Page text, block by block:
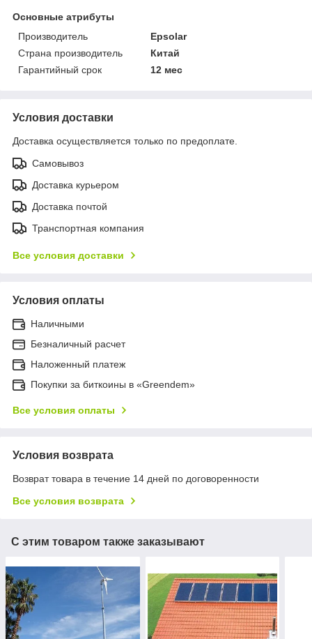
Основные атрибуты
Производитель
Epsolar
Страна производитель
Китай
Гарантийный срок
12 мес
Условия доставки
Доставка осуществляется только по предоплате.
Самовывоз
Доставка курьером
Доставка почтой
Транспортная компания
Все условия доставки
Условия оплаты
Наличными
Безналичный расчет
Наложенный платеж
Покупки за биткоины в «Greendem»
Все условия оплаты
Условия возврата
Возврат товара в течение 14 дней по договоренности
Все условия возврата
С этим товаром также заказывают